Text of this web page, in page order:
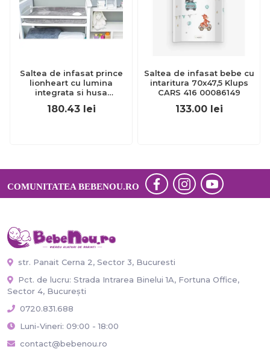
Saltea de infasat prince
lionheart cu lumina
integrata si husa
impermeabila gri tna9262
180.43 lei
Saltea de infasat bebe cu
intaritura 70x47,5 Klups
CARS 416 00086149
133.00 lei
COMUNITATEA BEBENOU.RO
str. Panait Cerna 2, Sector 3, Bucuresti
Pct. de lucru: Strada Intrarea Binelui 1A, Fortuna Office,
Sector 4, București
0720.831.688
Luni-Vineri: 09:00 - 18:00
contact@bebenou.ro